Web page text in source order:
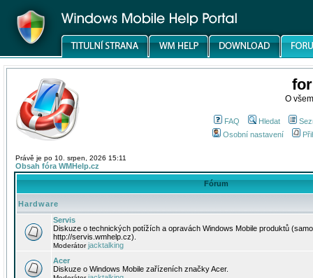
O
FAQ Hledat
Osobní nastavení
Právě je po 10. srpen, 2026 15:11
Obsah fóra WMHelp.cz
Fórum
Hardware
Servis
Diskuze o technických potížích a opravách Windows Mobile produktů
http://servis.wmhelp.cz).
Moderátorjacktalking
Acer
Diskuze o Windows Mobile zařízeních značky Acer.